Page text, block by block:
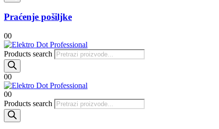
Praćenje pošiljke
00
Products search
00
00
Products search